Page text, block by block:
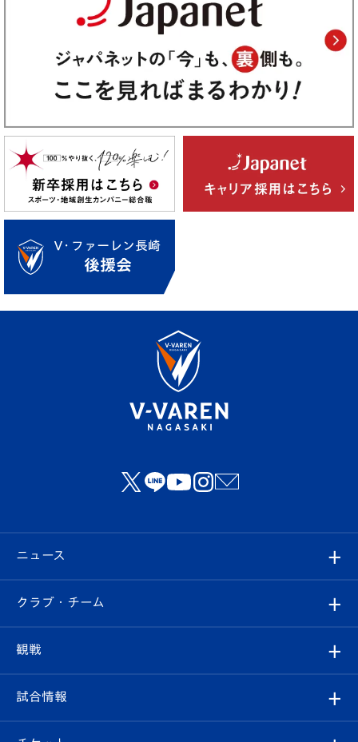
ニュース
すべて
クラブ
試合情報
クラブ・チーム
クラブ概要
観戦
観戦ルール
試合情報